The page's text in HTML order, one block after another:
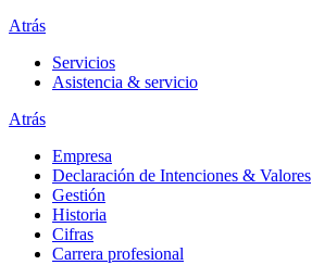
Atrás
Servicios
Asistencia & servicio
Atrás
Empresa
Declaración de Intenciones & Valores
Gestión
Historia
Cifras
Carrera profesional